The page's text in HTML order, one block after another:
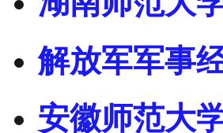
解放军军事
安徽师范大